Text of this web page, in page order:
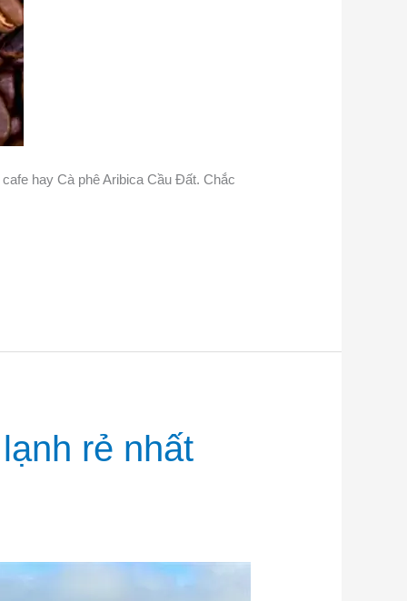
hay Cà phê Aribica Cầu Đất. Chắc
rẻ nhất